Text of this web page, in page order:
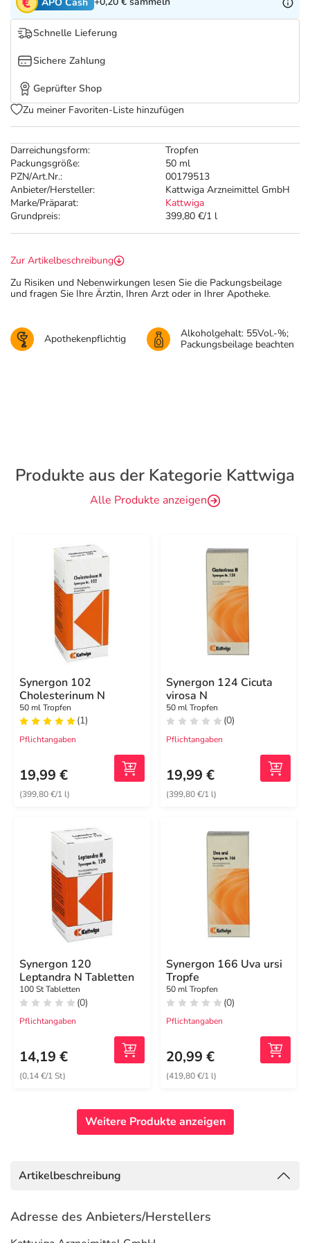
Tierapotheke
Vitamine & Mineralstoffe
Marken
Salus Deals
Darreichungsform:
Tropfen
Packungsgröße:
50 ml
PZN/Art.Nr.:
00179513
Anbieter/Hersteller:
Kattwiga Arzneimittel GmbH
Marke/Präparat:
Kattwiga
Grundpreis:
399,80 €/1 l
Schnelle Lieferung
Sichere Zahlung
Geprüfter Shop
Zu meiner Favoriten-Liste hinzufügen
Zur Artikelbeschreibung
Zu Risiken und Nebenwirkungen lesen Sie die Packungsbeilage
und fragen Sie Ihre Ärztin, Ihren Arzt oder in Ihrer Apotheke.
Apothekenpflichtig
Alkoholgehalt: 55Vol.-%;
Packungsbeilage beachten
Produkte aus der Kategorie Kattwiga
Alle Produkte anzeigen
Synergon 102
Cholesterinum N
50 ml Tropfen
(1)
Pflichtangaben
19,99 €
(399,80 €/1 l)
Synergon 124 Cicuta
virosa N
50 ml Tropfen
(0)
Pflichtangaben
19,99 €
(399,80 €/1 l)
Synergon 120
Leptandra N Tabletten
100 St Tabletten
(0)
Pflichtangaben
14,19 €
(0,14 €/1 St)
Synergon 166 Uva ursi
Tropfe
50 ml Tropfen
(0)
Pflichtangaben
20,99 €
(419,80 €/1 l)
Weitere Produkte anzeigen
Artikelbeschreibung
Adresse des Anbieters/Herstellers